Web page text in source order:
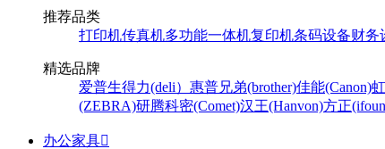
推荐品类
打印机传真机多功能一体机复印机条码设备财务
精选品牌
爱普生得力(deli） 惠普兄弟(brother)佳能(Canon)
(ZEBRA)研腾科密(Comet)汉王(Hanvon)方正
办公家具